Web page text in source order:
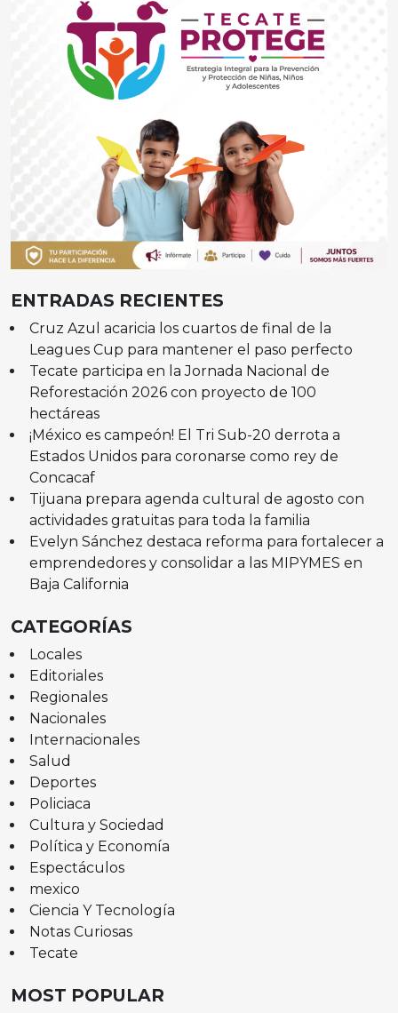
ENTRADAS RECIENTES
Cruz Azul acaricia los cuartos de final de la
Leagues Cup para mantener el paso perfecto
Tecate participa en la Jornada Nacional de
Reforestación 2026 con proyecto de 100
hectáreas
¡México es campeón! El Tri Sub-20 derrota a
Estados Unidos para coronarse como rey de
Concacaf
Tijuana prepara agenda cultural de agosto con
actividades gratuitas para toda la familia
Evelyn Sánchez destaca reforma para fortalecer a
emprendedores y consolidar a las MIPYMES en
Baja California
CATEGORÍAS
Locales
Editoriales
Regionales
Nacionales
Internacionales
Salud
Deportes
Policiaca
Cultura y Sociedad
Política y Economía
Espectáculos
mexico
Ciencia Y Tecnología
Notas Curiosas
Tecate
MOST POPULAR